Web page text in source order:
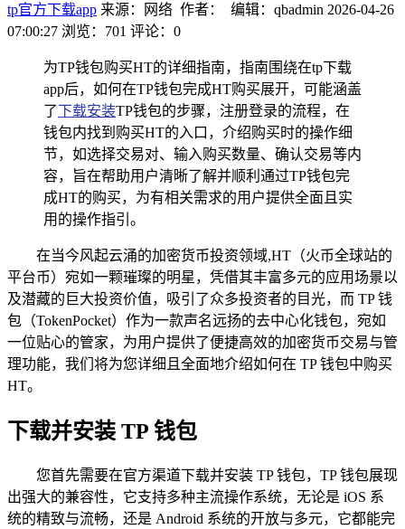
tp官方下载app 来源：网络 作者： 编辑：qbadmin 2026-04-26
07:00:27 浏览：701 评论：0
为TP钱包购买HT的详细指南，指南围绕在tp下载
app后，如何在TP钱包完成HT购买展开，可能涵盖
了下载安装TP钱包的步骤，注册登录的流程，在
钱包内找到购买HT的入口，介绍购买时的操作细
节，如选择交易对、输入购买数量、确认交易等内
容，旨在帮助用户清晰了解并顺利通过TP钱包完
成HT的购买，为有相关需求的用户提供全面且实
用的操作指引。
在当今风起云涌的加密货币投资领域,HT（火币全球站的
平台币）宛如一颗璀璨的明星，凭借其丰富多元的应用场景以
及潜藏的巨大投资价值，吸引了众多投资者的目光，而 TP 钱
包（TokenPocket）作为一款声名远扬的去中心化钱包，宛如
一位贴心的管家，为用户提供了便捷高效的加密货币交易与管
理功能，我们将为您详细且全面地介绍如何在 TP 钱包中购买
HT。
下载并安装 TP 钱包
您首先需要在官方渠道下载并安装 TP 钱包，TP 钱包展现
出强大的兼容性，它支持多种主流操作系统，无论是 iOS 系
统的精致与流畅，还是 Android 系统的开放与多元，它都能完